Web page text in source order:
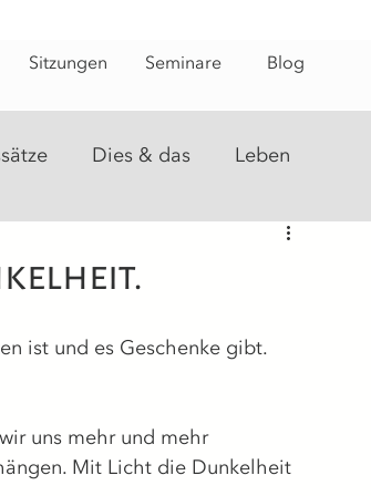
Sitzungen Seminare Blog
Dies & das Leben
ist und es Geschenke gibt.
uns mehr und mehr
Mit Licht die Dunkelheit